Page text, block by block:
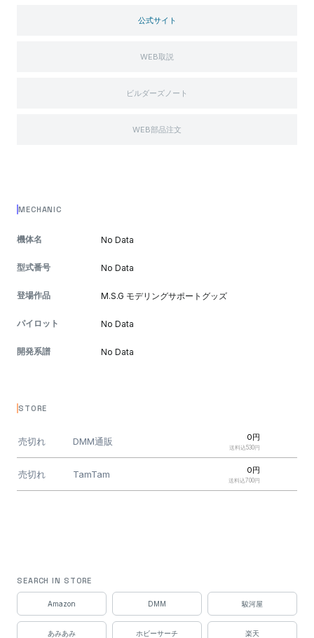
公式サイト
WEB取説
ビルダーズノート
WEB部品注文
MECHANIC
機体名 No Data
型式番号 No Data
登場作品 M.S.G モデリングサポートグッズ
パイロット No Data
開発系譜 No Data
STORE
売切れ DMM通販 0円
送料込530円
売切れ TamTam 0円
送料込700円
SEARCH IN STORE
Amazon DMM 駿河屋
あみあみ ホビーサーチ 楽天